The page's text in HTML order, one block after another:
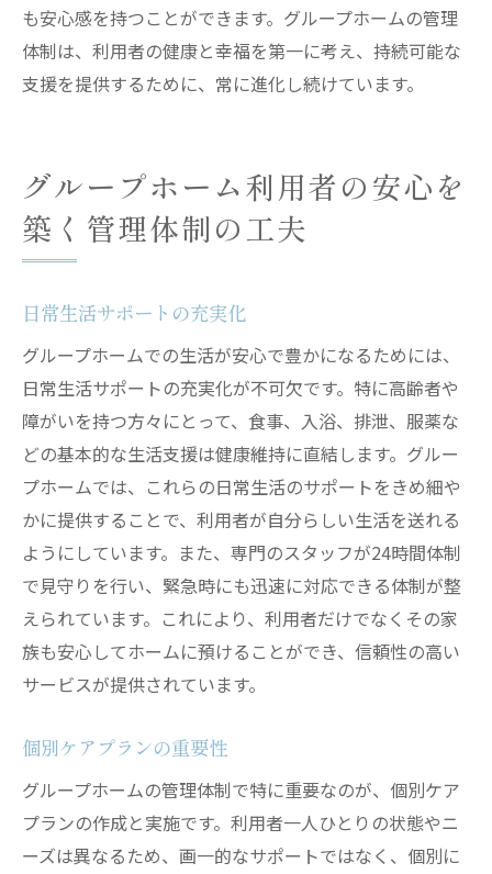
も安心感を持つことができます。グループホームの管理
体制は、利用者の健康と幸福を第一に考え、持続可能な
支援を提供するために、常に進化し続けています。
グループホーム利用者の安心を
築く管理体制の工夫
日常生活サポートの充実化
グループホームでの生活が安心で豊かになるためには、
日常生活サポートの充実化が不可欠です。特に高齢者や
障がいを持つ方々にとって、食事、入浴、排泄、服薬な
どの基本的な生活支援は健康維持に直結します。グルー
プホームでは、これらの日常生活のサポートをきめ細や
かに提供することで、利用者が自分らしい生活を送れる
ようにしています。また、専門のスタッフが24時間体制
で見守りを行い、緊急時にも迅速に対応できる体制が整
えられています。これにより、利用者だけでなくその家
族も安心してホームに預けることができ、信頼性の高い
サービスが提供されています。
個別ケアプランの重要性
グループホームの管理体制で特に重要なのが、個別ケア
プランの作成と実施です。利用者一人ひとりの状態やニ
ーズは異なるため、画一的なサポートではなく、個別に